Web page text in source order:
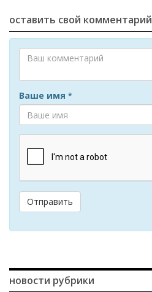
оставить свой комментарий
Ваше имя *
Отправить
новости рубрики